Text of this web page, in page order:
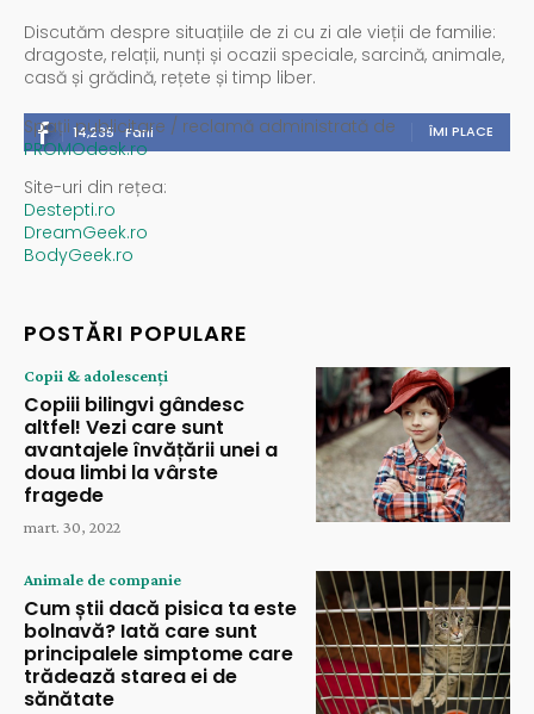
Discutăm despre situațiile de zi cu zi ale vieții de familie:
dragoste, relații, nunți și ocazii speciale, sarcină, animale,
casă și grădină, rețete și timp liber.
14,235 Fani ÎMI PLACE
Spații publicitare / reclamă administrată de
PROMOdesk.ro
Site-uri din rețea:
Destepti.ro
DreamGeek.ro
BodyGeek.ro
POSTĂRI POPULARE
Copii & adolescenți
Copiii bilingvi gândesc
altfel! Vezi care sunt
avantajele învățării unei a
doua limbi la vârste
fragede
mart. 30, 2022
Animale de companie
Cum știi dacă pisica ta este
bolnavă? Iată care sunt
principalele simptome care
trădează starea ei de
sănătate